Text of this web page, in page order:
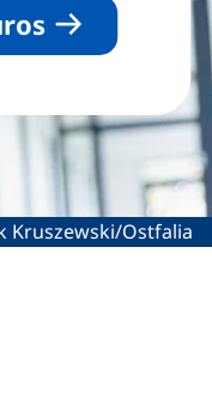
Information zum
Kruszewski/Ostfalia